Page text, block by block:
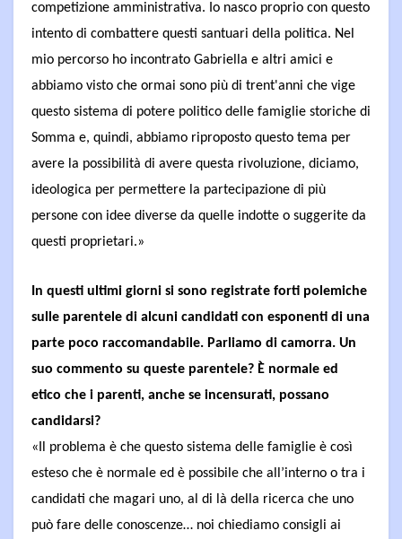
competizione amministrativa. Io nasco proprio con questo
intento di combattere questi santuari della politica. Nel
mio percorso ho incontrato Gabriella e altri amici e
abbiamo visto che ormai sono più di trent'anni che vige
questo sistema di potere politico delle famiglie storiche di
Somma e, quindi, abbiamo riproposto questo tema per
avere la possibilità di avere questa rivoluzione, diciamo,
ideologica per permettere la partecipazione di più
persone con idee diverse da quelle indotte o suggerite da
questi proprietari.»
In questi ultimi giorni si sono registrate forti polemiche
sulle parentele di alcuni candidati con esponenti di una
parte poco raccomandabile. Parliamo di camorra. Un
suo commento su queste parentele? È normale ed
etico che i parenti, anche se incensurati, possano
candidarsi?
«Il problema è che questo sistema delle famiglie è così
esteso che è normale ed è possibile che all’interno o tra i
candidati che magari uno, al di là della ricerca che uno
può fare delle conoscenze… noi chiediamo consigli ai